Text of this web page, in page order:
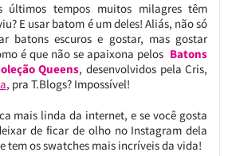
últimos tempos muitos milagres têm
E usar batom é um deles! Aliás, não só
batons escuros e gostar, mas gostar
é que não se apaixona pelos Batons
Queens, desenvolvidos pela Cris,
, pra T.Blogs? Impossível!
mais linda da internet, e se você gosta
de ficar de olho no Instagram dela
tem os swatches mais incríveis da vida!